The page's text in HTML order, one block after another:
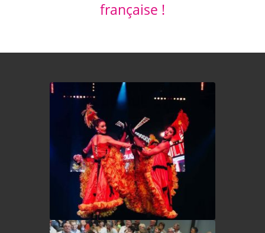
française !